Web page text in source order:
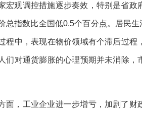
宏观调控措施逐步奏效，特别是省
总指数比全国低0.5个百分点。居民
程中，表现在物价领域有个滞后过
们对通货膨胀的心理预期并未消除
面，工业企业进一步增亏，加剧了